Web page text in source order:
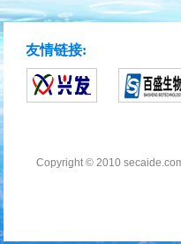
友情链接:
Copyright © 2010